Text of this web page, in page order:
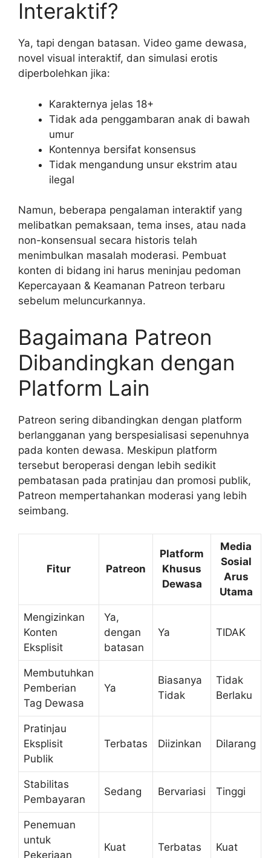
Interaktif?
Ya, tapi dengan batasan. Video game dewasa,
novel visual interaktif, dan simulasi erotis
diperbolehkan jika:
Karakternya jelas 18+
Tidak ada penggambaran anak di bawah
umur
Kontennya bersifat konsensus
Tidak mengandung unsur ekstrim atau
ilegal
Namun, beberapa pengalaman interaktif yang
melibatkan pemaksaan, tema inses, atau nada
non-konsensual secara historis telah
menimbulkan masalah moderasi. Pembuat
konten di bidang ini harus meninjau pedoman
Kepercayaan & Keamanan Patreon terbaru
sebelum meluncurkannya.
Bagaimana Patreon
Dibandingkan dengan
Platform Lain
Patreon sering dibandingkan dengan platform
berlangganan yang berspesialisasi sepenuhnya
pada konten dewasa. Meskipun platform
tersebut beroperasi dengan lebih sedikit
pembatasan pada pratinjau dan promosi publik,
Patreon mempertahankan moderasi yang lebih
seimbang.
Fitur Patreon
Platform
Khusus
Dewasa
Media
Sosial
Arus
Utama
Mengizinkan
Konten
Eksplisit
Ya,
dengan
batasan
Ya TIDAK
Membutuhkan
Pemberian
Tag Dewasa
Ya
Biasanya
Tidak
Tidak
Berlaku
Pratinjau
Eksplisit
Publik
Terbatas Diizinkan Dilarang
Stabilitas
Pembayaran
Sedang Bervariasi Tinggi
Penemuan
untuk
Pekerjaan
Kuat Terbatas Kuat